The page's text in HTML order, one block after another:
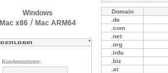
Windows
Mac x86/ Mac ARM64
Kundennummer:
Domain
.de
.com
.net
.org
.info
.biz
.at